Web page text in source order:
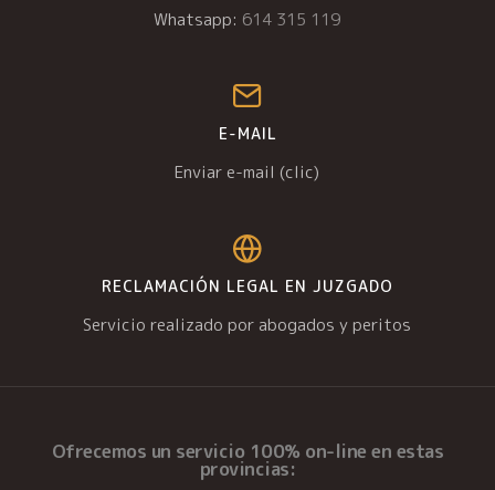
Whatsapp: 614 315 119
E-MAIL
Enviar e-mail (clic)
RECLAMACIÓN LEGAL EN JUZGADO
Servicio realizado por abogados y peritos
Ofrecemos un servicio 100% on-line en estas
provincias: